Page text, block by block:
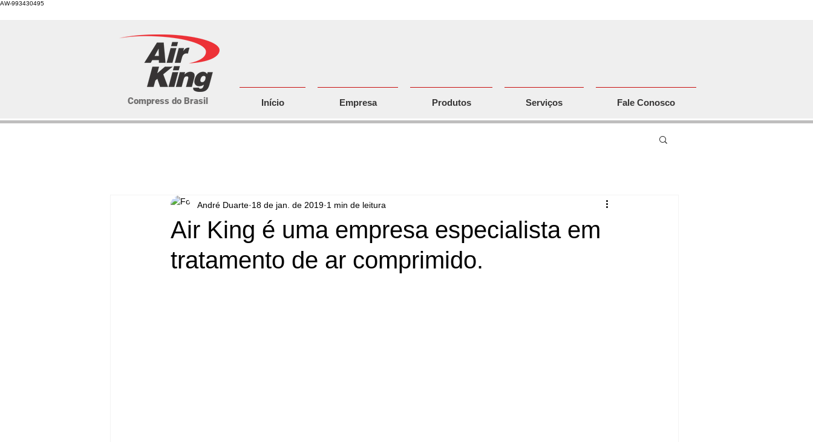
AW-993430495
Compress do Brasil Início Empresa Produtos Serviços Fale Conosco
Air King é uma empresa especialista em
tratamento de ar comprimido.
André Duarte 18 de jan. de 2019 1 min de leitura